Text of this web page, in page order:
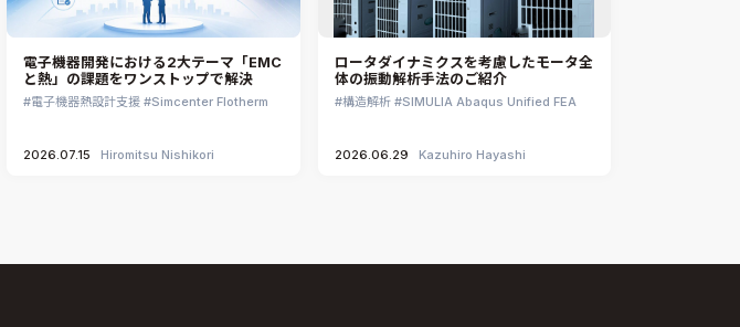
電子機器開発における2大テーマ「EMC
と熱」の課題をワンストップで解決
電子機器熱設計支援 Simcenter Flotherm
2026.07.15 Hiromitsu Nishikori
ロータダイナミクスを考慮したモータ全
体の振動解析手法のご紹介
構造解析 SIMULIA Abaqus Unified FEA
2026.06.29 Kazuhiro Hayashi